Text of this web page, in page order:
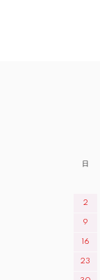
日
2
9
16
23